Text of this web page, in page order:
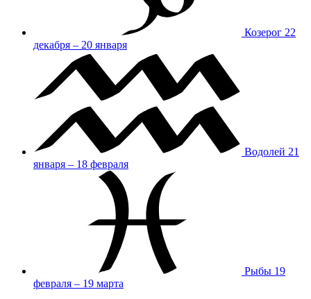
Козерог 22
декабря – 20 января
Водолей 21
января – 18 февраля
Рыбы 19
февраля – 19 марта